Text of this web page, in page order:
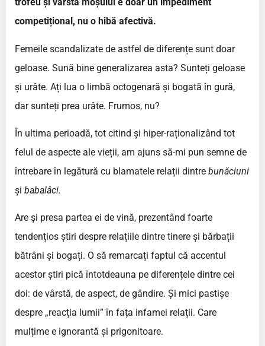
competițional, nu o hibă afectivă.
Femeile scandalizate de astfel de diferențe sunt doar
geloase. Sună bine generalizarea asta? Sunteți geloase
și urâte. Ați lua o limbă octogenară și bogată în gură,
dar sunteți prea urâte. Frumos, nu?
În ultima perioadă, tot citind și hiper-raționalizând tot
felul de aspecte ale vieții, am ajuns să-mi pun semne de
întrebare în legătură cu blamatele relații dintre bunăciuni
și babalâci.
Are și presa partea ei de vină, prezentând foarte
tendențios știri despre relațiile dintre tinere și bărbații
bătrâni și bogați. O să remarcați faptul că accentul
acestor știri pică întotdeauna pe diferențele dintre cei
doi: de vârstă, de aspect, de gândire. Și mici pastișe
despre „reacția lumii” în fața infamei relații. Care
mulțime e ignorantă și prigonitoare.